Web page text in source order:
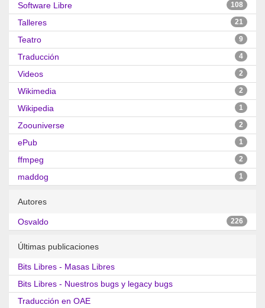
Software Libre 108
Talleres 21
Teatro 9
Traducción 4
Videos 2
Wikimedia 2
Wikipedia 1
Zoouniverse 2
ePub 1
ffmpeg 2
maddog 1
Autores
Osvaldo 226
Últimas publicaciones
Bits Libres - Masas Libres
Bits Libres - Nuestros bugs y legacy bugs
Traducción en OAE